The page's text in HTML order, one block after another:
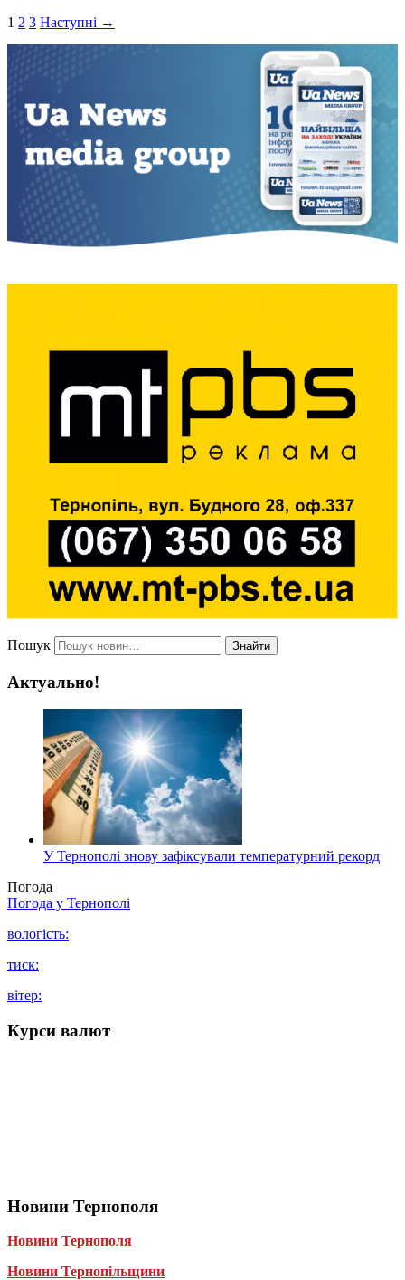
Пагінація
записів
1 2 3 Наступні →
Пошук Знайти
Актуально!
У Тернополі знову зафіксували температурний рекорд
Погода
Погода у Тернополі
вологість:
тиск:
вітер:
Курси валют
Новини Тернополя
Новини Тернополя
Новини Тернопільщини